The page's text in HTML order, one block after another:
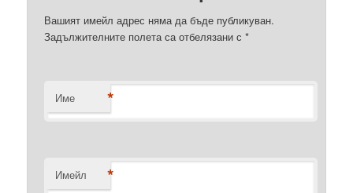
Вашият имейл адрес няма да бъде публикуван.
Задължителните полета са отбелязани с*
Име *
Имейл *